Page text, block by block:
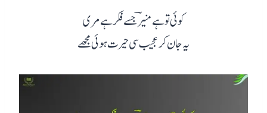
کوئی تو ہے منیرؔ جسے فکر ہے مری
یہ جان کر عجیب سی حیرت ہوئی مجھے